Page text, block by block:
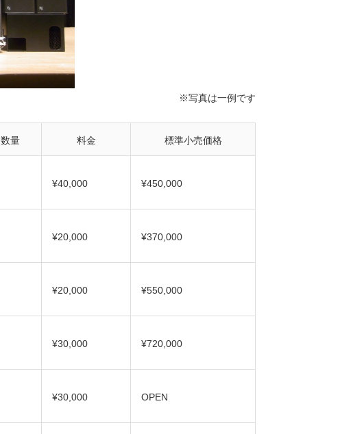
※写真は一例です
数量 料金 標準小売価格
¥40,000 ¥450,000
¥20,000 ¥370,000
¥20,000 ¥550,000
¥30,000 ¥720,000
¥30,000 OPEN